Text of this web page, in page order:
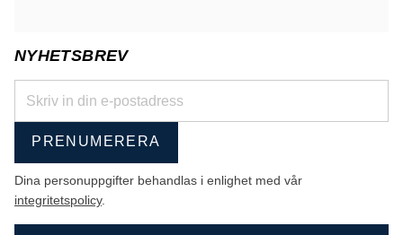
NYHETSBREV
PRENUMERERA
Dina personuppgifter behandlas i enlighet med vår
integritetspolicy.